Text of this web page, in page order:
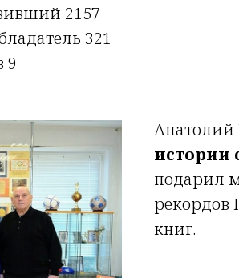
2157
321
9
Анатолий
истории
подарил
рекордов
книг.